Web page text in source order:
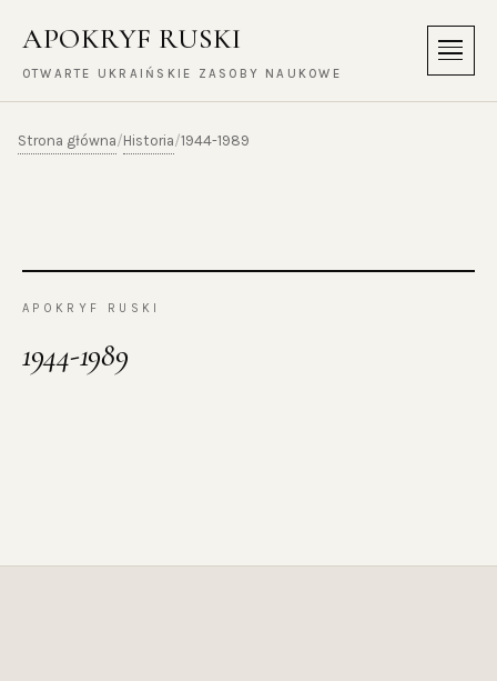
APOKRYF RUSKI
OTWARTE UKRAIŃSKIE ZASOBY NAUKOWE
Menu
Strona główna/Historia/1944-1989
APOKRYF RUSKI
1944-1989